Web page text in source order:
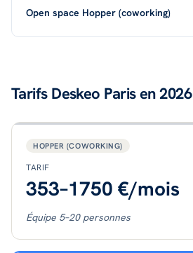
Open space Hopper (coworking)
Tarifs Deskeo Paris en 2026
HOPPER (COWORKING)
TARIF
353–1750 €/mois
Équipe 5–20 personnes